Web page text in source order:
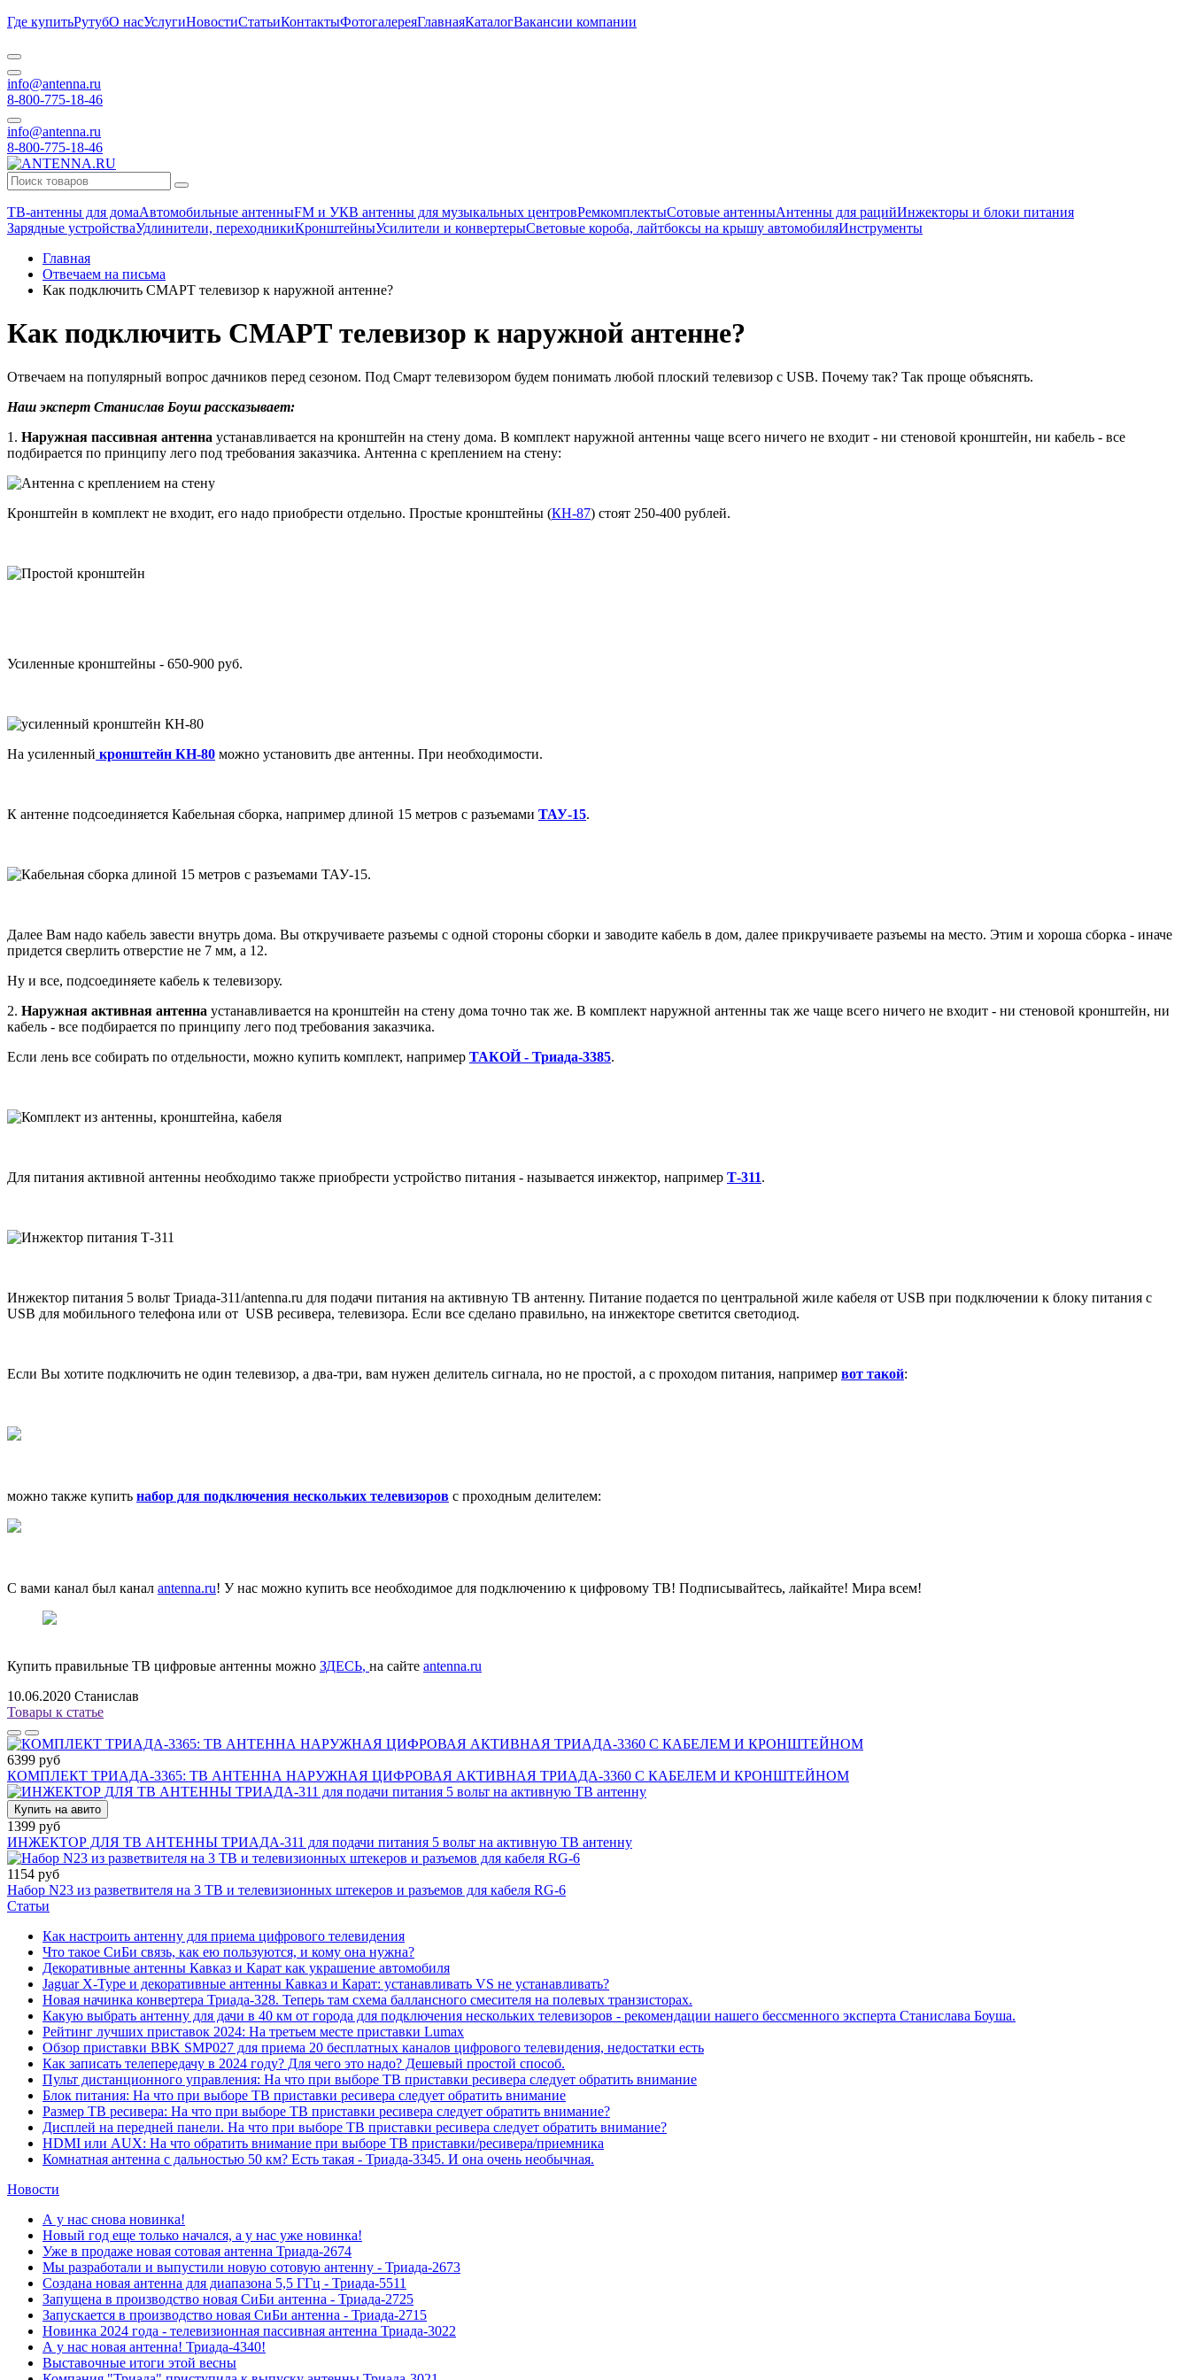
Где купитьРутубО насУслугиНовостиСтатьиКонтактыФотогалереяГлавнаяКаталогВакансии компании
info@antenna.ru
8-800-775-18-46
info@antenna.ru
8-800-775-18-46
ТВ-антенны для домаАвтомобильные антенныFM и УКВ антенны для музыкальных центровРемкомплектыСотовые антенныАнтенны для рацийИнжекторы и блоки питания
Зарядные устройстваУдлинители, переходникиКронштейныУсилители и конвертерыСветовые короба, лайтбоксы на крышу автомобиляИнструменты
Главная
Отвечаем на письма
Как подключить СМАРТ телевизор к наружной антенне?
Как подключить СМАРТ телевизор к наружной антенне?
Отвечаем на популярный вопрос дачников перед сезоном. Под Смарт телевизором будем понимать любой плоский телевизор с USB. Почему так? Так проще объяснять.
Наш эксперт Станислав Боуш рассказывает:
1. Наружная пассивная антенна устанавливается на кронштейн на стену дома. В комплект наружной антенны чаще всего ничего не входит - ни стеновой кронштейн, ни кабель - все
подбирается по принципу лего под требования заказчика. Антенна с креплением на стену:
Кронштейн в комплект не входит, его надо приобрести отдельно. Простые кронштейны (КН-87) стоят 250-400 рублей.
Усиленные кронштейны - 650-900 руб.
На усиленный кронштейн КН-80 можно установить две антенны. При необходимости.
К антенне подсоединяется Кабельная сборка, например длиной 15 метров с разъемами ТАУ-15.
Далее Вам надо кабель завести внутрь дома. Вы откручиваете разъемы с одной стороны сборки и заводите кабель в дом, далее прикручиваете разъемы на место. Этим и хороша сборка - иначе
придется сверлить отверстие не 7 мм, а 12.
Ну и все, подсоединяете кабель к телевизору.
2. Наружная активная антенна устанавливается на кронштейн на стену дома точно так же. В комплект наружной антенны так же чаще всего ничего не входит - ни стеновой кронштейн, ни
кабель - все подбирается по принципу лего под требования заказчика.
Если лень все собирать по отдельности, можно купить комплект, например ТАКОЙ - Триада-3385.
Для питания активной антенны необходимо также приобрести устройство питания - называется инжектор, например Т-311.
Инжектор питания 5 вольт Триада-311/antenna.ru для подачи питания на активную ТВ антенну. Питание подается по центральной жиле кабеля от USB при подключении к блоку питания с
USB для мобильного телефона или от USB ресивера, телевизора. Если все сделано правильно, на инжекторе светится светодиод.
Если Вы хотите подключить не один телевизор, а два-три, вам нужен делитель сигнала, но не простой, а с проходом питания, например вот такой:
можно также купить набор для подключения нескольких телевизоров с проходным делителем:
С вами канал был канал antenna.ru! У нас можно купить все необходимое для подключению к цифровому ТВ! Подписывайтесь, лайкайте! Мира всем!
Купить правильные ТВ цифровые антенны можно ЗДЕСЬ, на сайте antenna.ru
10.06.2020 Станислав
Товары к статье
6399 руб
КОМПЛЕКТ ТРИАДА-3365: ТВ АНТЕННА НАРУЖНАЯ ЦИФРОВАЯ АКТИВНАЯ ТРИАДА-3360 С КАБЕЛЕМ И КРОНШТЕЙНОМ
Купить на авито
1399 руб
ИНЖЕКТОР ДЛЯ ТВ АНТЕННЫ ТРИАДА-311 для подачи питания 5 вольт на активную ТВ антенну
1154 руб
Набор N23 из разветвителя на 3 ТВ и телевизионных штекеров и разъемов для кабеля RG-6
Статьи
Как настроить антенну для приема цифрового телевидения
Что такое СиБи связь, как ею пользуются, и кому она нужна?
Декоративные антенны Кавказ и Карат как украшение автомобиля
Jaguar X-Type и декоративные антенны Кавказ и Карат: устанавливать VS не устанавливать?
Новая начинка конвертера Триада-328. Теперь там схема баллансного смесителя на полевых транзисторах.
Какую выбрать антенну для дачи в 40 км от города для подключения нескольких телевизоров - рекомендации нашего бессменного эксперта Станислава Боуша.
Рейтинг лучших приставок 2024: На третьем месте приставки Lumax
Обзор приставки BBK SMP027 для приема 20 бесплатных каналов цифрового телевидения, недостатки есть
Как записать телепередачу в 2024 году? Для чего это надо? Дешевый простой способ.
Пульт дистанционного управления: На что при выборе ТВ приставки ресивера следует обратить внимание
Блок питания: На что при выборе ТВ приставки ресивера следует обратить внимание
Размер ТВ ресивера: На что при выборе ТВ приставки ресивера следует обратить внимание?
Дисплей на передней панели. На что при выборе ТВ приставки ресивера следует обратить внимание?
HDMI или AUX: На что обратить внимание при выборе ТВ приставки/ресивера/приемника
Комнатная антенна с дальностью 50 км? Есть такая - Триада-3345. И она очень необычная.
Новости
А у нас снова новинка!
Новый год еще только начался, а у нас уже новинка!
Уже в продаже новая сотовая антенна Триада-2674
Мы разработали и выпустили новую сотовую антенну - Триада-2673
Создана новая антенна для диапазона 5,5 ГГц - Триада-5511
Запущена в производство новая СиБи антенна - Триада-2725
Запускается в производство новая СиБи антенна - Триада-2715
Новинка 2024 года - телевизионная пассивная антенна Триада-3022
А у нас новая антенна! Триада-4340!
Выставочные итоги этой весны